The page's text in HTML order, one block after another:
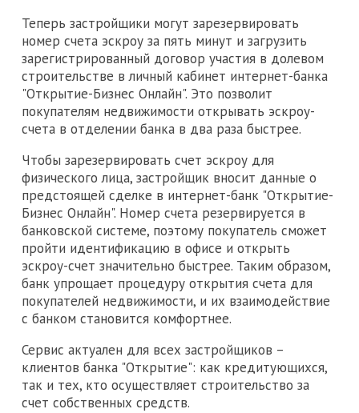
Теперь застройщики могут зарезервировать
номер счета эскроу за пять минут и загрузить
зарегистрированный договор участия в долевом
строительстве в личный кабинет интернет-банка
"Открытие-Бизнес Онлайн". Это позволит
покупателям недвижимости открывать эскроу-
счета в отделении банка в два раза быстрее.
Чтобы зарезервировать счет эскроу для
физического лица, застройщик вносит данные о
предстоящей сделке в интернет-банк "Открытие-
Бизнес Онлайн". Номер счета резервируется в
банковской системе, поэтому покупатель сможет
пройти идентификацию в офисе и открыть
эскроу-счет значительно быстрее. Таким образом,
банк упрощает процедуру открытия счета для
покупателей недвижимости, и их взаимодействие
с банком становится комфортнее.
Сервис актуален для всех застройщиков –
клиентов банка "Открытие": как кредитующихся,
так и тех, кто осуществляет строительство за
счет собственных средств.